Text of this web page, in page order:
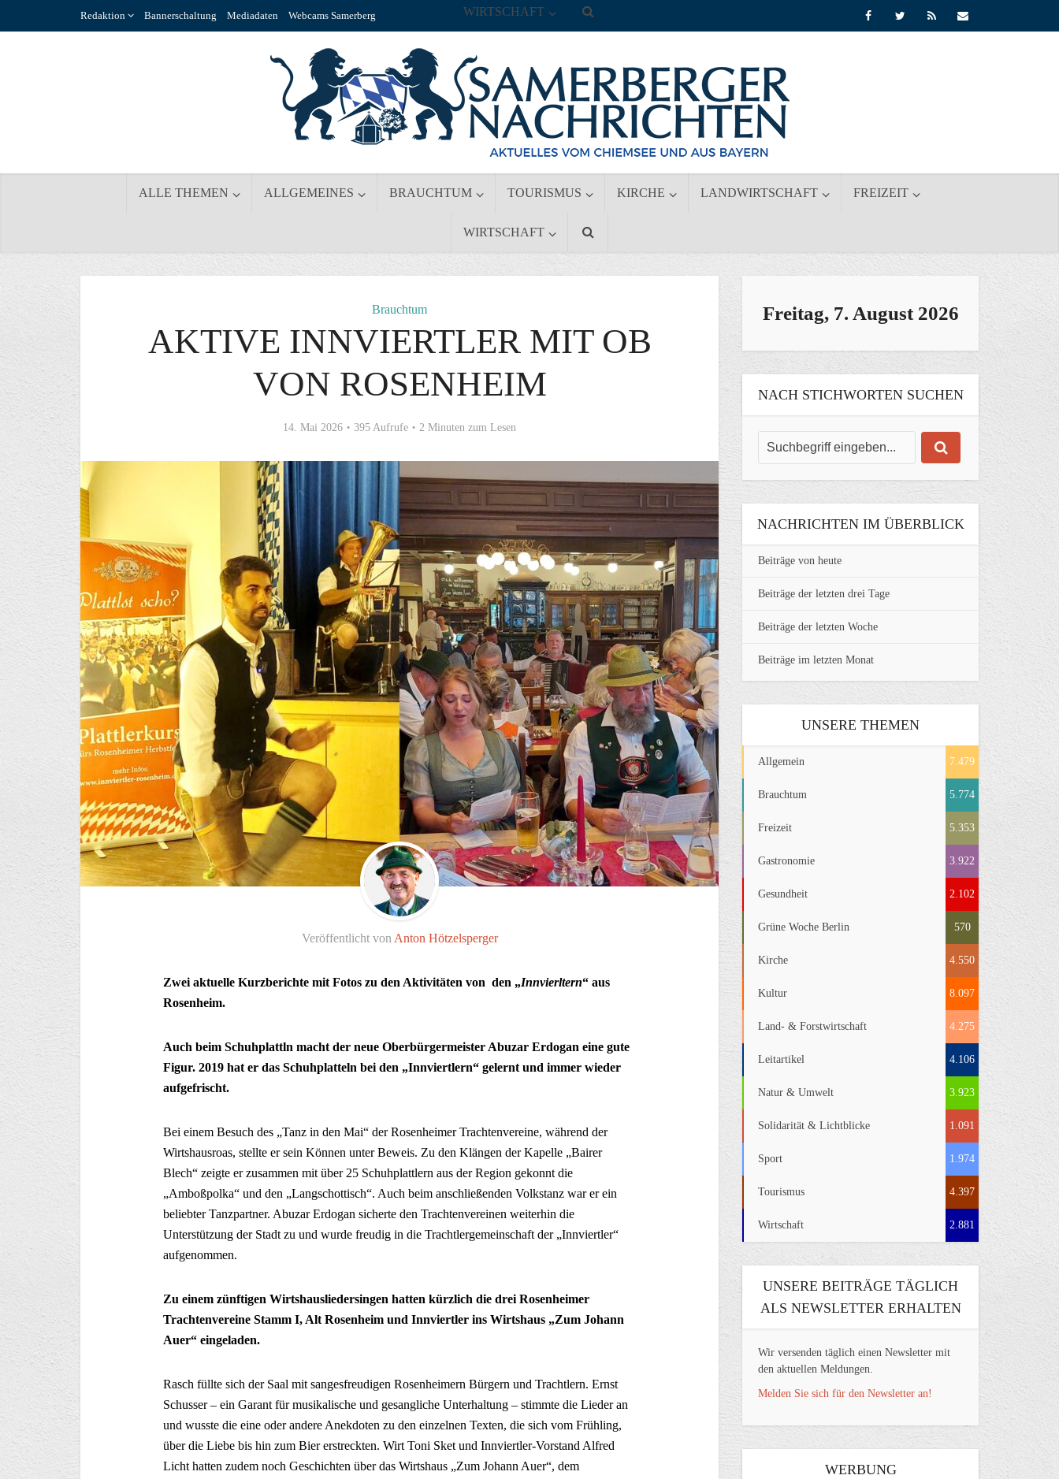
Redaktion Bannerschaltung Mediadaten Webcams Samerberg
ALLE THEMEN ALLGEMEINES BRAUCHTUM TOURISMUS KIRCHE LANDWIRTSCHAFT FREIZEIT
WIRTSCHAFT
WIRTSCHAFT
Brauchtum
AKTIVE INNVIERTLER MIT OB
VON ROSENHEIM
14. Mai 2026 395 Aufrufe 2 Minuten zum Lesen
Veröffentlicht von Anton Hötzelsperger
Zwei aktuelle Kurzberichte mit Fotos zu den Aktivitäten von den „Innvierltern“ aus
Rosenheim.
Auch beim Schuhplattln macht der neue Oberbürgermeister Abuzar Erdogan eine gute
Figur. 2019 hat er das Schuhplatteln bei den „Innviertlern“ gelernt und immer wieder
aufgefrischt.
Bei einem Besuch des „Tanz in den Mai“ der Rosenheimer Trachtenvereine, während der
Wirtshausroas, stellte er sein Können unter Beweis. Zu den Klängen der Kapelle „Bairer
Blech“ zeigte er zusammen mit über 25 Schuhplattlern aus der Region gekonnt die
„Amboßpolka“ und den „Langschottisch“. Auch beim anschließenden Volkstanz war er ein
beliebter Tanzpartner. Abuzar Erdogan sicherte den Trachtenvereinen weiterhin die
Unterstützung der Stadt zu und wurde freudig in die Trachtlergemeinschaft der „Innviertler“
aufgenommen.
Zu einem zünftigen Wirtshausliedersingen hatten kürzlich die drei Rosenheimer
Trachtenvereine Stamm I, Alt Rosenheim und Innviertler ins Wirtshaus „Zum Johann
Auer“ eingeladen.
Rasch füllte sich der Saal mit sangesfreudigen Rosenheimern Bürgern und Trachtlern. Ernst
Schusser – ein Garant für musikalische und gesangliche Unterhaltung – stimmte die Lieder an
und wusste die eine oder andere Anekdoten zu den einzelnen Texten, die sich vom Frühling,
über die Liebe bis hin zum Bier erstreckten. Wirt Toni Sket und Innviertler-Vorstand Alfred
Licht hatten zudem noch Geschichten über das Wirtshaus „Zum Johann Auer“, dem
Freitag, 7. August 2026
NACH STICHWORTEN SUCHEN
NACHRICHTEN IM ÜBERBLICK
Beiträge von heute
Beiträge der letzten drei Tage
Beiträge der letzten Woche
Beiträge im letzten Monat
UNSERE THEMEN
Allgemein 7.479
Brauchtum 5.774
Freizeit 5.353
Gastronomie 3.922
Gesundheit 2.102
Grüne Woche Berlin 570
Kirche 4.550
Kultur 8.097
Land- & Forstwirtschaft 4.275
Leitartikel 4.106
Natur & Umwelt 3.923
Solidarität & Lichtblicke 1.091
Sport 1.974
Tourismus 4.397
Wirtschaft 2.881
UNSERE BEITRÄGE TÄGLICH
ALS NEWSLETTER ERHALTEN
Wir versenden täglich einen Newsletter mit
den aktuellen Meldungen.
Melden Sie sich für den Newsletter an!
WERBUNG